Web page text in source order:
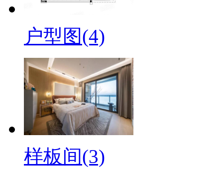
户型图(4)
样板间(3)